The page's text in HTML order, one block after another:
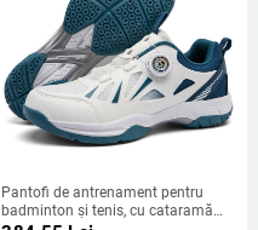
Pantofi de antrenament pentru
badminton și tenis, cu cataramă